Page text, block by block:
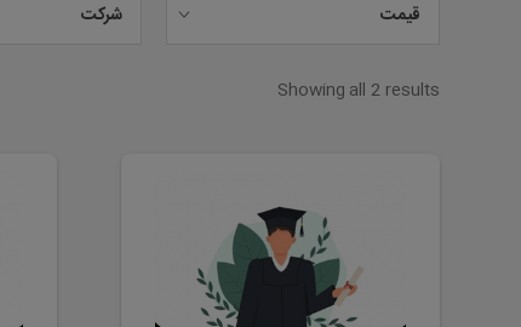
قیمت شرکت
Showing all 2 results
مختلفی